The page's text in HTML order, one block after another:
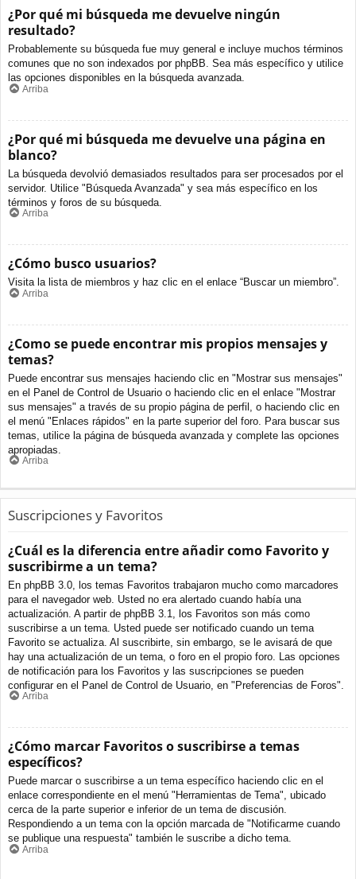
¿Por qué mi búsqueda me devuelve ningún
resultado?
Probablemente su búsqueda fue muy general e incluye muchos términos
comunes que no son indexados por phpBB. Sea más específico y utilice
las opciones disponibles en la búsqueda avanzada.
Arriba
¿Por qué mi búsqueda me devuelve una página en
blanco?
La búsqueda devolvió demasiados resultados para ser procesados por el
servidor. Utilice "Búsqueda Avanzada" y sea más específico en los
términos y foros de su búsqueda.
Arriba
¿Cómo busco usuarios?
Visita la lista de miembros y haz clic en el enlace “Buscar un miembro”.
Arriba
¿Como se puede encontrar mis propios mensajes y
temas?
Puede encontrar sus mensajes haciendo clic en "Mostrar sus mensajes"
en el Panel de Control de Usuario o haciendo clic en el enlace "Mostrar
sus mensajes" a través de su propio página de perfil, o haciendo clic en
el menú "Enlaces rápidos" en la parte superior del foro. Para buscar sus
temas, utilice la página de búsqueda avanzada y complete las opciones
apropiadas.
Arriba
Suscripciones y Favoritos
¿Cuál es la diferencia entre añadir como Favorito y
suscribirme a un tema?
En phpBB 3.0, los temas Favoritos trabajaron mucho como marcadores
para el navegador web. Usted no era alertado cuando había una
actualización. A partir de phpBB 3.1, los Favoritos son más como
suscribirse a un tema. Usted puede ser notificado cuando un tema
Favorito se actualiza. Al suscribirte, sin embargo, se le avisará de que
hay una actualización de un tema, o foro en el propio foro. Las opciones
de notificación para los Favoritos y las suscripciones se pueden
configurar en el Panel de Control de Usuario, en "Preferencias de Foros".
Arriba
¿Cómo marcar Favoritos o suscribirse a temas
específicos?
Puede marcar o suscribirse a un tema específico haciendo clic en el
enlace correspondiente en el menú "Herramientas de Tema", ubicado
cerca de la parte superior e inferior de un tema de discusión.
Respondiendo a un tema con la opción marcada de "Notificarme cuando
se publique una respuesta" también le suscribe a dicho tema.
Arriba